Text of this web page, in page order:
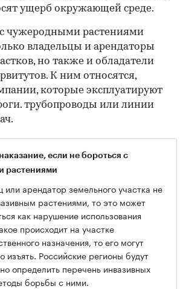
ущерб окружающей среде.
с чужеродными растениями
владельцы и арендаторы
но также и обладатели
К ним относятся,
которые эксплуатируют
трубопроводы или линии
если не бороться с
растениями
или арендатор земельного участка не
растениями, то это может
как нарушение использования
происходит на участке
назначения, то его могут
изъять. Российские регионы будут
определить перечень инвазивных
борьбы с ними.